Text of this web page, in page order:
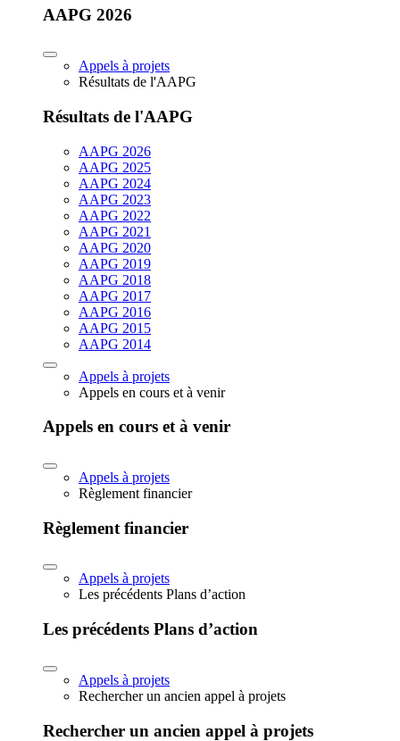
AAPG 2026
Appels à projets
Résultats de l'AAPG
Résultats de l'AAPG
AAPG 2026
AAPG 2025
AAPG 2024
AAPG 2023
AAPG 2022
AAPG 2021
AAPG 2020
AAPG 2019
AAPG 2018
AAPG 2017
AAPG 2016
AAPG 2015
AAPG 2014
Appels à projets
Appels en cours et à venir
Appels en cours et à venir
Appels à projets
Règlement financier
Règlement financier
Appels à projets
Les précédents Plans d’action
Les précédents Plans d’action
Appels à projets
Rechercher un ancien appel à projets
Rechercher un ancien appel à projets